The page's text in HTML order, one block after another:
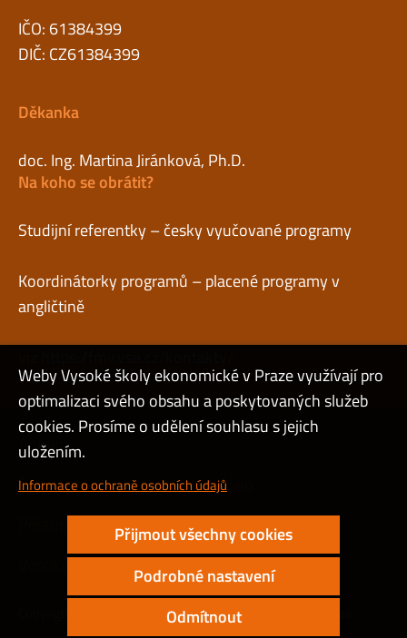
IČO: 61384399
DIČ: CZ61384399
Děkanka
doc. Ing. Martina Jiránková, Ph.D.
Na koho se obrátit?
Studijní referentky – česky vyučované programy
Koordinátorky programů – placené programy v
angličtině
Admin
Cookies a ochrana osobních údajů
Přístupnost webu
Vysoký kontrast
Copyright © 2000 - 2026 Vysoká škola ekonomická v Praze
Weby Vysoké školy ekonomické v Praze využívají pro
optimalizaci svého obsahu a poskytovaných služeb
cookies. Prosíme o udělení souhlasu s jejich
uložením.
Informace o ochraně osobních údajů
Přijmout všechny cookies
Podrobné nastavení
Odmítnout